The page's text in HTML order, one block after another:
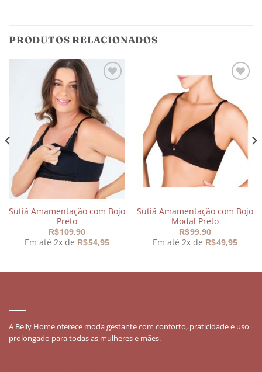
PRODUTOS RELACIONADOS
Adicionar
aos
meus
desejos
Sutiã Amamentação com Bojo
Preto
R$109,90
Em até 2x de R$54,95
Adicionar
desejos
Sutiã Amamentação com Bojo
Modal Preto
R$99,90
Em até 2x de R$49,95
A Belly Home oferece moda gestante com conforto, praticidade e uso
prolongado para todas as mulheres e mães.